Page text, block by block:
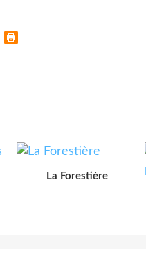
La Forestière